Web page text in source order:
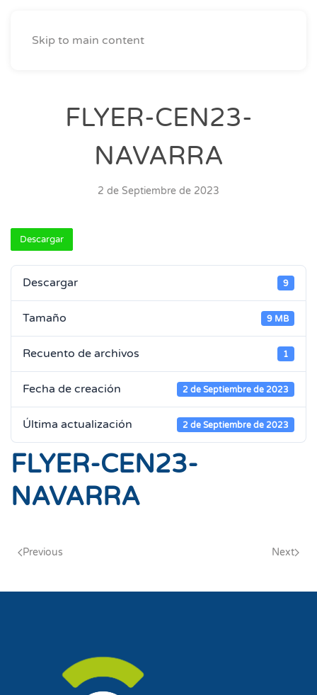
Skip to main content
FLYER-CEN23-
NAVARRA
2 de Septiembre de 2023
Descargar
Descargar 9
Tamaño 9 MB
Recuento de archivos 1
Fecha de creación 2 de Septiembre de 2023
Última actualización 2 de Septiembre de 2023
FLYER-CEN23-
NAVARRA
Previous Next